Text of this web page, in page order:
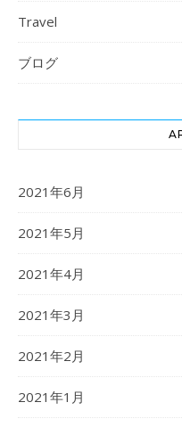
Travel
ブログ
2021年6月
2021年5月
2021年4月
2021年3月
2021年2月
2021年1月